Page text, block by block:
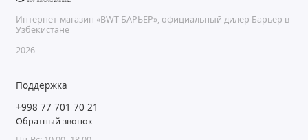
Интернет-магазин «BWT-БАРЬЕР», официальный дилер Барьер в
Узбекистане
2026
Поддержка
+998 77 701 70 21
Обратный звонок